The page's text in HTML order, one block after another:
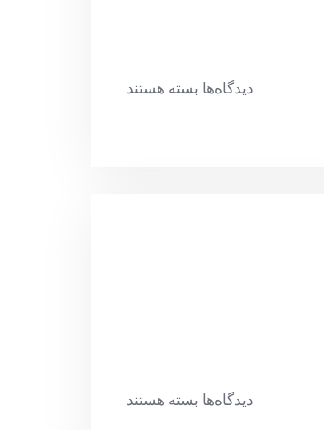
دیدگاه‌ها بسته هستند
دیدگاه‌ها بسته هستند